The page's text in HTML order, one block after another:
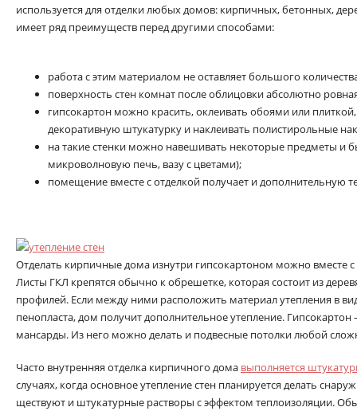
используется для отделки любых домов: кирпичных, бетонных,
имеет ряд преимуществ перед другими способами:
работа с этим материалом не оставляет большого
поверхность стен комнат после облицовки абсолютно
гипсокартон можно красить, оклеивать обоями или
декоративную штукатурку и наклеивать полистирольные
на такие стенки можно навешивать некоторые предметы и
микроволновую печь, вазу с цветами);
помещение вместе с отделкой получает и дополнительную
Отделать кирпичные дома изнутри гипсокартоном можно
Листы ГКЛ крепятся обычно к обрешетке, которая состоит из
профилей. Если между ними расположить материал утепления в
пенопласта, дом получит дополнительное утепление.
мансарды. Из него можно делать и подвесные потолки любой
Часто внутренняя отделка кирпичного дома выполняется
случаях, когда основное утепление стен планируется делать
ществуют и штукатурные растворы с эффектом теплоизоляции.